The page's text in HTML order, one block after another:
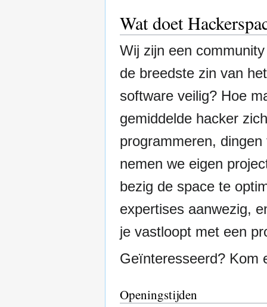
Wat doet
Wij zijn een
de breedste zin van
software veilig? Hoe
gemiddelde hacker
programmeren,
nemen we eigen
bezig de space te
expertises aanwezig,
je vastloopt met een
Geïnteresseerd? Kom
Openingstijden